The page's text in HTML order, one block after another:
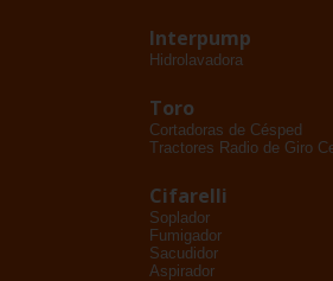
Interpump
Hidrolavadora
Toro
Cortadoras de Césped
Tractores Radio de Giro
Cifarelli
Soplador
Fumigador
Sacudidor
Aspirador